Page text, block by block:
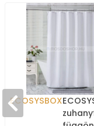
ECOSYSBOX